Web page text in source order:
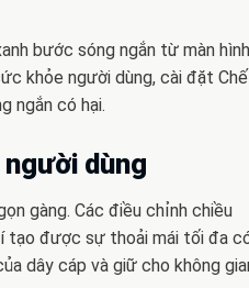
bước sóng ngắn từ màn hình
khỏe người dùng, cài đặt Chế
ngắn có hại.
dùng
gàng. Các điều chỉnh chiều
tạo được sự thoải mái tối đa
dây cáp và giữ cho không